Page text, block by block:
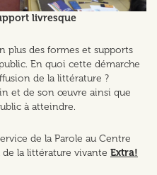
livresque
plus des formes et supports
En quoi cette démarche
de la littérature ?
et de son œuvre ainsi que
à atteindre.
de la Parole au Centre
la littérature vivante Extra!